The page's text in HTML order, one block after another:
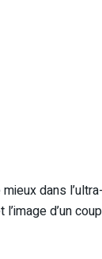
dans
d’un